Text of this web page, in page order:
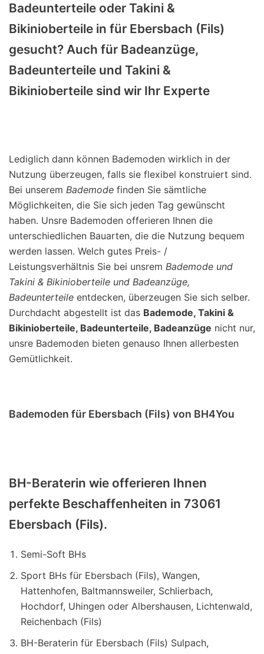
Badeunterteile oder Takini &
Bikinioberteile in für Ebersbach (Fils)
gesucht? Auch für Badeanzüge,
Badeunterteile und Takini &
Bikinioberteile sind wir Ihr Experte
Lediglich dann können Bademoden wirklich in der
Nutzung überzeugen, falls sie flexibel konstruiert sind.
Bei unserem Bademode finden Sie sämtliche
Möglichkeiten, die Sie sich jeden Tag gewünscht
haben. Unsre Bademoden offerieren Ihnen die
unterschiedlichen Bauarten, die die Nutzung bequem
werden lassen. Welch gutes Preis- /
Leistungsverhältnis Sie bei unsrem Bademode und
Takini & Bikinioberteile und Badeanzüge,
Badeunterteile entdecken, überzeugen Sie sich selber.
Durchdacht abgestellt ist das Bademode, Takini &
Bikinioberteile, Badeunterteile, Badeanzüge nicht nur,
unsre Bademoden bieten genauso Ihnen allerbesten
Gemütlichkeit.
Bademoden für Ebersbach (Fils) von BH4You
BH-Beraterin wie offerieren Ihnen
perfekte Beschaffenheiten in 73061
Ebersbach (Fils).
Semi-Soft BHs
Sport BHs für Ebersbach (Fils), Wangen,
Hattenhofen, Baltmannsweiler, Schlierbach,
Hochdorf, Uhingen oder Albershausen, Lichtenwald,
Reichenbach (Fils)
BH-Beraterin für Ebersbach (Fils) Sulpach,